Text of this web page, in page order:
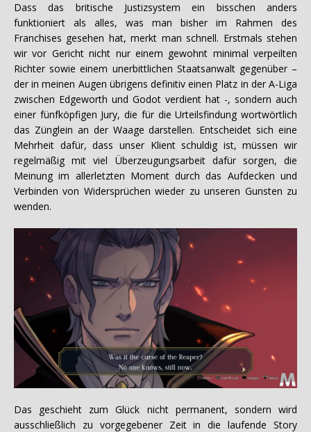
Dass das britische Justizsystem ein bisschen anders
funktioniert als alles, was man bisher im Rahmen des
Franchises gesehen hat, merkt man schnell. Erstmals stehen
wir vor Gericht nicht nur einem gewohnt minimal verpeilten
Richter sowie einem unerbittlichen Staatsanwalt gegenüber –
der in meinen Augen übrigens definitiv einen Platz in der A-Liga
zwischen Edgeworth und Godot verdient hat -, sondern auch
einer fünfköpfigen Jury, die für die Urteilsfindung wortwörtlich
das Zünglein an der Waage darstellen. Entscheidet sich eine
Mehrheit dafür, dass unser Klient schuldig ist, müssen wir
regelmäßig mit viel Überzeugungsarbeit dafür sorgen, die
Meinung im allerletzten Moment durch das Aufdecken und
Verbinden von Widersprüchen wieder zu unseren Gunsten zu
wenden.
Das geschieht zum Glück nicht permanent, sondern wird
ausschließlich zu vorgegebener Zeit in die laufende Story